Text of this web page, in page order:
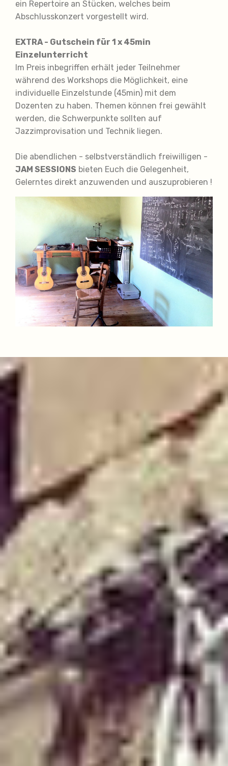
ein Repertoire an Stücken, welches beim
Abschlusskonzert vorgestellt wird.
EXTRA - Gutschein für 1 x 45min
Einzelunterricht
Im Preis inbegriffen erhält jeder Teilnehmer
während des Workshops die Möglichkeit, eine
individuelle Einzelstunde (45min) mit dem
Dozenten zu haben. Themen können frei gewählt
werden, die Schwerpunkte sollten auf
Jazzimprovisation und Technik liegen.
Die abendlichen - selbstverständlich freiwilligen -
JAM SESSIONS bieten Euch die Gelegenheit,
Gelerntes direkt anzuwenden und auszuprobieren !